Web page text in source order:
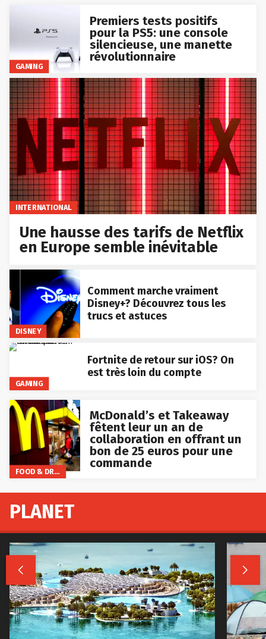
GAMING
Premiers tests positifs
pour la PS5: une console
silencieuse, une manette
révolutionnaire
INTERNATIONAL
Une hausse des tarifs de Netflix
en Europe semble inévitable
DISNEY
Comment marche vraiment
Disney+? Découvrez tous les
trucs et astuces
GAMING
Fortnite de retour sur iOS? On
est très loin du compte
FOOD & DRINKS
McDonald’s et Takeaway
fêtent leur un an de
collaboration en offrant un
bon de 25 euros pour une
commande
PLANET
 